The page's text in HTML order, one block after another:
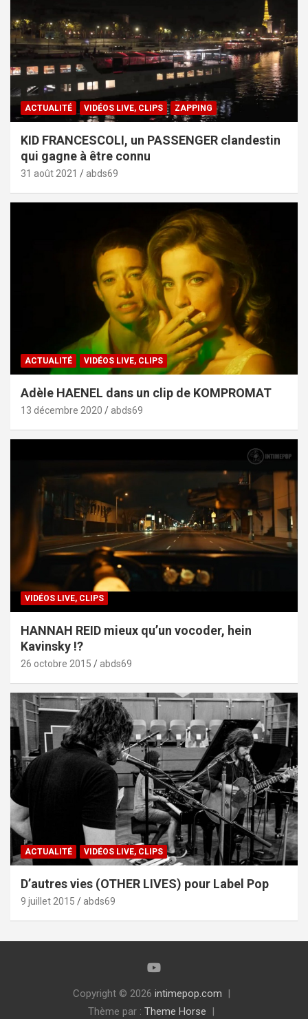
ACTUALITÉ VIDÉOS LIVE, CLIPS ZAPPING
KID FRANCESCOLI, un PASSENGER clandestin
qui gagne à être connu
31 août 2021 abds69
ACTUALITÉ VIDÉOS LIVE, CLIPS
Adèle HAENEL dans un clip de KOMPROMAT
13 décembre 2020 abds69
VIDÉOS LIVE, CLIPS
HANNAH REID mieux qu’un vocoder, hein
Kavinsky !?
26 octobre 2015 abds69
ACTUALITÉ VIDÉOS LIVE, CLIPS
D’autres vies (OTHER LIVES) pour Label Pop
9 juillet 2015 abds69
Copyright © 2026 intimepop.com
Thème par : Theme Horse